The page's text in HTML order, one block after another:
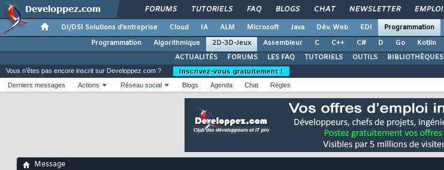
FORUMS TUTORIELS FAQ BLOGS CHAT NEWSLETTER EMPLOI
DI/DSI Solutions d'entreprise Cloud IA ALM Microsoft Java Dév. Web EDI Programmation
Programmation
Algorithmique 2D-3D-Jeux Assembleur C C++ C# D Go Kotlin
ACTUALITÉS
FORUMS LES FAQ TUTORIELS OUTILS BIBLIOTHÈQUES
Vous n'êtes pas encore inscrit sur Developpez.com ?
Inscrivez-vous gratuitement !
Derniers messages
Actions Réseau social Blogs Agenda Chat Règles
Message